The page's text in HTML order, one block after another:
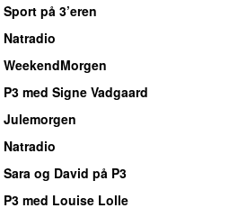
Sport på 3’eren
Natradio
WeekendMorgen
P3 med Signe Vadgaard
Julemorgen
Natradio
Sara og David på P3
P3 med Louise Lolle